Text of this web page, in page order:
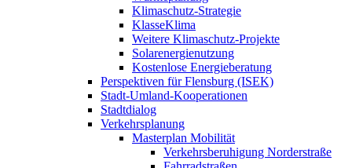
Klimaschutz-Strategie
KlasseKlima
Weitere Klimaschutz-Projekte
Solarenergienutzung
Kostenlose Energieberatung
Perspektiven für Flensburg (ISEK)
Stadt-Umland-Kooperationen
Stadtdialog
Verkehrsplanung
Masterplan Mobilität
Verkehrsberuhigung Norderstraße